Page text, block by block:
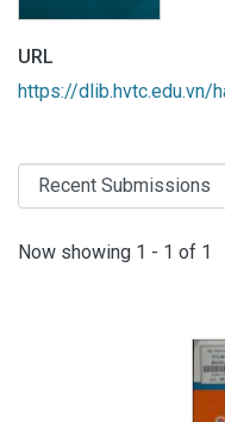
URL
https://dlib.hvtc.edu.vn/
Recent
Now showing 1 - 1 of 1